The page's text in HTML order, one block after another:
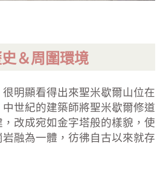
＆周圍環境
明顯看得出來聖米歇爾山位在
世紀的建築師將聖米歇爾修道
改成宛如金字塔般的樣貌，使
融為一體，彷彿自古以來就存